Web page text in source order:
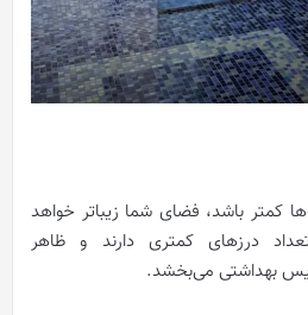
کمتر باشد، فضای شما زیباتر خواهد
درزهای کمتری دارند و ظاهر
بهداشتی می‌بخشد.